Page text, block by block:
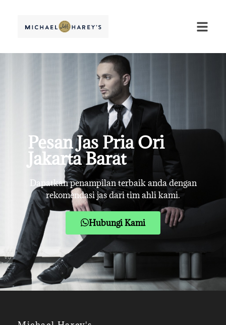
Pesan Jas Pria Ori
Jakarta Barat
Dapatkan penampilan terbaik anda dengan
rekomendasi jas dari tim ahli kami.
Hubungi Kami